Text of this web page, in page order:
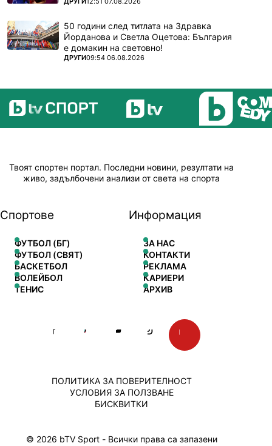
50 години след титлата на Здравка
Йорданова и Светла Оцетова: България
е домакин на световно!
ПОВЕЧЕ ОТ
ДРУГИ09:54 06.08.2026
Твоят спортен портал. Последни новини, резултати на
живо, задълбочени анализи от света на спорта
Спортове
ФУТБОЛ (БГ)
ФУТБОЛ (СВЯТ)
БАСКЕТБОЛ
ВОЛЕЙБОЛ
ТЕНИС
Информация
ЗА НАС
КОНТАКТИ
РЕКЛАМА
КАРИЕРИ
АРХИВ
© 2026 bTV Sport - Всички права са запазени
ПОЛИТИКА ЗА ПОВЕРИТЕЛНОСТ
УСЛОВИЯ ЗА ПОЛЗВАНЕ
БИСКВИТКИ